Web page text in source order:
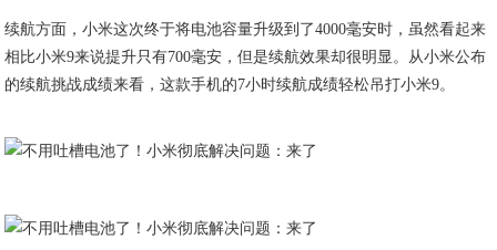
续航方面，小米这次终于将电池容量升级到了4000毫安时，虽然看起来
相比小米9来说提升只有700毫安，但是续航效果却很明显。从小米公布
的续航挑战成绩来看，这款手机的7小时续航成绩轻松吊打小米9。